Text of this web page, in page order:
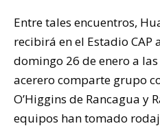
Entre tales encuentros,
recibirá en el Estadio CAP
domingo 26 de enero a
acerero comparte grupo
O’Higgins de Rancagua y
equipos han tomado